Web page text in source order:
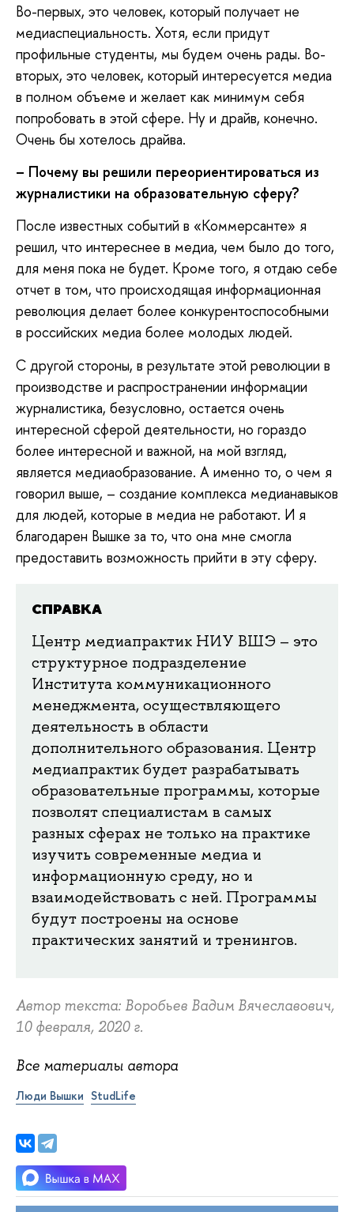
Во-первых, это человек, который получает не
медиаспециальность. Хотя, если придут
профильные студенты, мы будем очень рады. Во-
вторых, это человек, который интересуется медиа
в полном объеме и желает как минимум себя
попробовать в этой сфере. Ну и драйв, конечно.
Очень бы хотелось драйва.
– Почему вы решили переориентироваться из
журналистики на образовательную сферу?
После известных событий в «Коммерсанте» я
решил, что интереснее в медиа, чем было до того,
для меня пока не будет. Кроме того, я отдаю себе
отчет в том, что происходящая информационная
революция делает более конкурентоспособными
в российских медиа более молодых людей.
С другой стороны, в результате этой революции в
производстве и распространении информации
журналистика, безусловно, остается очень
интересной сферой деятельности, но гораздо
более интересной и важной, на мой взгляд,
является медиаобразование. А именно то, о чем я
говорил выше, – создание комплекса медианавыков
для людей, которые в медиа не работают. И я
благодарен Вышке за то, что она мне смогла
предоставить возможность прийти в эту сферу.
СПРАВКА
Центр медиапрактик НИУ ВШЭ – это
структурное подразделение
Института коммуникационного
менеджмента, осуществляющего
деятельность в области
дополнительного образования. Центр
медиапрактик будет разрабатывать
образовательные программы, которые
позволят специалистам в самых
разных сферах не только на практике
изучить современные медиа и
информационную среду, но и
взаимодействовать с ней. Программы
будут построены на основе
практических занятий и тренингов.
Автор текста: Воробьев Вадим Вячеславович,
10 февраля, 2020 г.
Все материалы автора
Люди Вышки StudLife